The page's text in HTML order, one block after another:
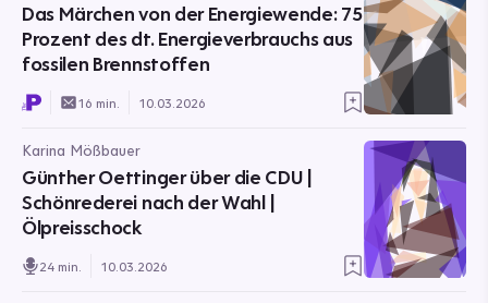
Das Märchen von der Energiewende: 75
Prozent des dt. Energieverbrauchs aus
fossilen Brennstoffen
16 min. 10.03.2026
Karina Mößbauer
Günther Oettinger über die CDU |
Schönrederei nach der Wahl |
Ölpreisschock
24 min. 10.03.2026